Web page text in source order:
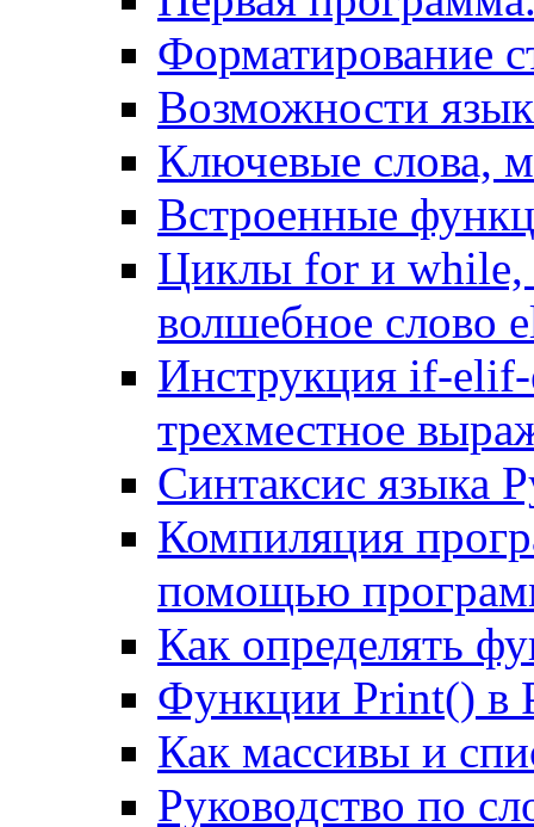
Форматирование
Возможности
Ключевые слова,
Встроенные
Циклы for и while,
волшебное слово
Инструкция if-elif-
трехместное
Синтаксис языка
Компиляция
помощью
Как определять
Функции Print() в
Как массивы и
Руководство по